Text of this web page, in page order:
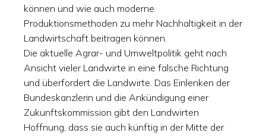
können und wie auch moderne
Produktionsmethoden zu mehr Nachhaltigkeit in der
Landwirtschaft beitragen können.
Die aktuelle Agrar- und Umweltpolitik geht nach
Ansicht vieler Landwirte in eine falsche Richtung
und überfordert die Landwirte. Das Einlenken der
Bundeskanzlerin und die Ankündigung einer
Zukunftskommission gibt den Landwirten
Hoffnung, dass sie auch künftig in der Mitte der